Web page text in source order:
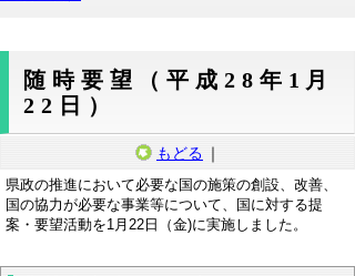
随時要望（平成28年1月
22日）
もどる ｜
県政の推進において必要な国の施策の創設、改善、
国の協力が必要な事業等について、国に対する提
案・要望活動を1月22日（金)に実施しました。